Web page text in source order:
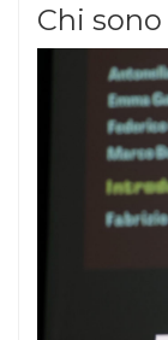
Chi sono